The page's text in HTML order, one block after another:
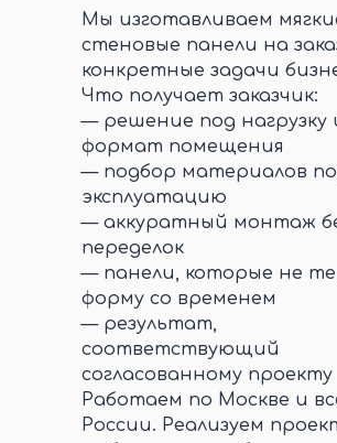
Мы изготавливаем
стеновые панели на
конкретные задачи
Что получает заказчик:
— решение под нагрузку
формат помещения
— подбор материалов
эксплуатацию
— аккуратный монтаж
переделок
— панели, которые не
форму со временем
— результат,
соответствующий
согласованному проекту
Работаем по Москве и
России. Реализуем